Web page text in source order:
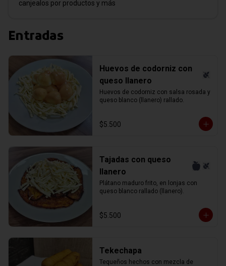
canjealos por productos y más
Entradas
Huevos de codorniz con
queso llanero
Huevos de codorniz con salsa rosada y
queso blanco (llanero) rallado.
$5.500
Tajadas con queso
llanero
Plátano maduro frito, en lonjas con
queso blanco rallado (llanero).
$5.500
Tekechapa
Tequeños hechos con mezcla de